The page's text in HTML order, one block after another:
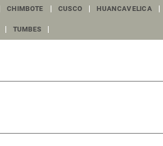
CHIMBOTE CUSCO HUANCAVELICA
TUMBES